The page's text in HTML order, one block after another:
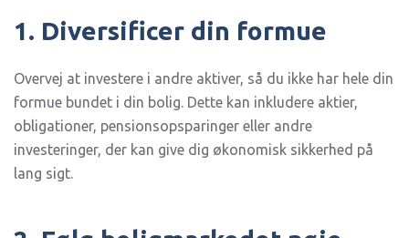
1. Diversificer din formue
Overvej at investere i andre aktiver, så du ikke har hele din
formue bundet i din bolig. Dette kan inkludere aktier,
obligationer, pensionsopsparinger eller andre
investeringer, der kan give dig økonomisk sikkerhed på
lang sigt.